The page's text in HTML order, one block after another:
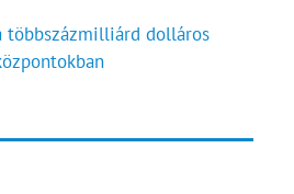
többszázmilliárd dolláros